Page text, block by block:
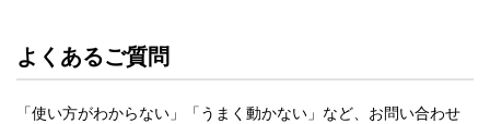
よくあるご質問
「使い方がわからない」「うまく動かない」など、お問い合わせ